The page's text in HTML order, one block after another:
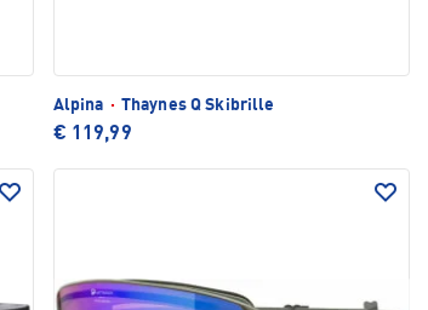
Alpina · Thaynes Q Skibrille
€ 119,99